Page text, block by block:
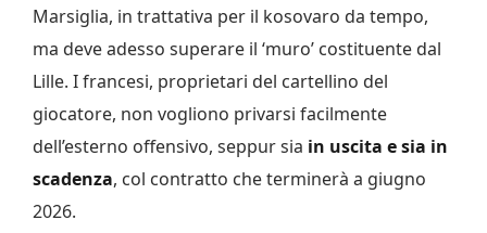
Marsiglia, in trattativa per il kosovaro da tempo,
ma deve adesso superare il ‘muro’ costituente dal
Lille. I francesi, proprietari del cartellino del
giocatore, non vogliono privarsi facilmente
dell’esterno offensivo, seppur sia in uscita e sia in
scadenza, col contratto che terminerà a giugno
2026.